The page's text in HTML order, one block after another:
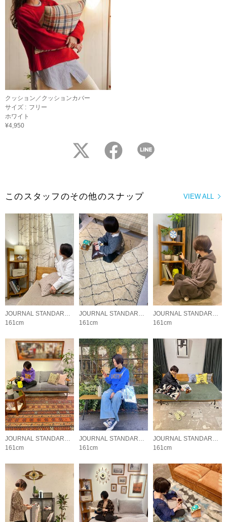
クッション／クッションカバー
サイズ : フリー
ホワイト
¥4,950
twitter facebook
VIEW ALL
このスタッフのその他のスナップ
JOURNAL STANDARD FURNITURE
161cm
JOURNAL STANDARD FURNITURE
161cm
JOURNAL STANDARD FURNITURE
161cm
JOURNAL STANDARD FURNITURE
161cm
JOURNAL STANDARD FURNITURE
161cm
JOURNAL STANDARD FURNITURE
161cm